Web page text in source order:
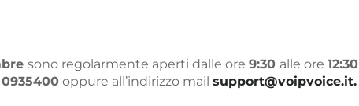
sono regolarmente aperti dalle ore 9:30 alle ore 12:30
oppure all’indirizzo mail support@voipvoice.it.